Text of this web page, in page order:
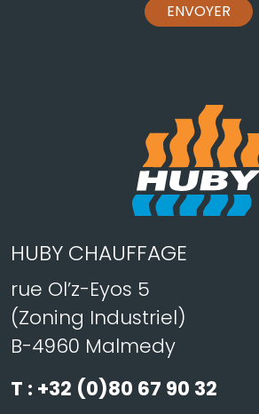
ENVOYER
HUBY CHAUFFAGE
rue Ol’z-Eyos 5
(Zoning Industriel)
B-4960 Malmedy
T : +32 (0)80 67 90 32